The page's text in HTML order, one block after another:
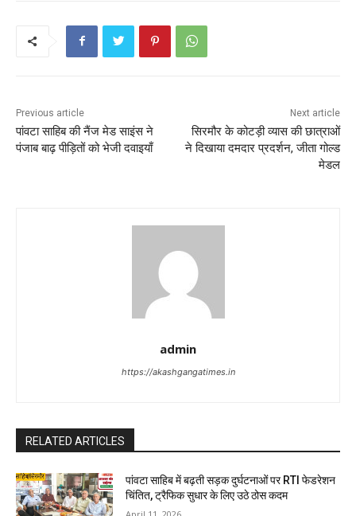
Previous article
पांवटा साहिब की नैंज मेड साइंस ने
पंजाब बाढ़ पीड़ितों को भेजी दवाइयाँ
Next article
सिरमौर के कोटड़ी व्यास की छात्राओं
ने दिखाया दमदार प्रदर्शन, जीता गोल्ड
मेडल
admin
https://akashgangatimes.in
RELATED ARTICLES
पांवटा साहिब में बढ़ती सड़क दुर्घटनाओं पर RTI फेडरेशन
चिंतित, ट्रैफिक सुधार के लिए उठे ठोस कदम